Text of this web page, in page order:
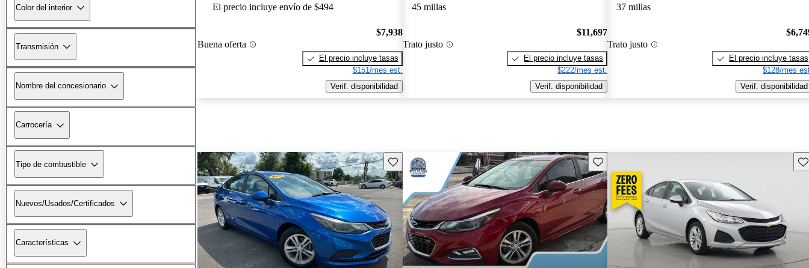
Color del interior
Transmisión
Nombre del concesionario
Carrocería
Tipo de combustible
Nuevos/Usados/Certificados
Características
El precio incluye envío de $494
Buena oferta
$7,938
El precio incluye tasas
$151/mes est.
Verif. disponibilidad
45 millas
Trato justo
$11,697
El precio incluye tasas
$222/mes est.
Verif. disponibilidad
37 millas
Trato justo
El precio incluye tasas
$128/mes
Verif. disponibilidad
Guarda este Aviso Guarda este Aviso